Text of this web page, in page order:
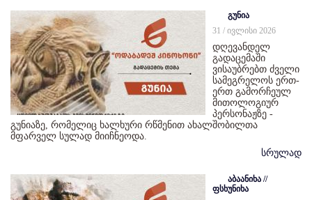
გუნია
31 / ივლისი 2026
დღევანდელ
გადაცემაში
ვისაუბრებთ ძველი
სამეგრელოს ერთ-
ერთ გამორჩეულ
მითოლოგიურ
პერსონაჟზე -
გუნიაზე, რომელიც ხალხური რწმენით ახალშობილთა
მფარველ სულად მიიჩნეოდა.
სრულად
აბაანიხა //
ფსხუნიხა